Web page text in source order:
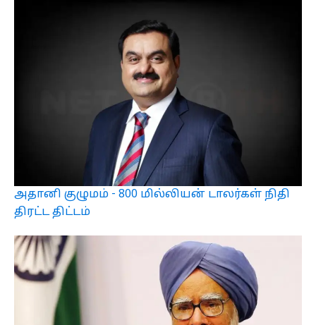
அதானி குழுமம் - 800 மில்லியன் டாலர்கள் நிதி
திரட்ட திட்டம்